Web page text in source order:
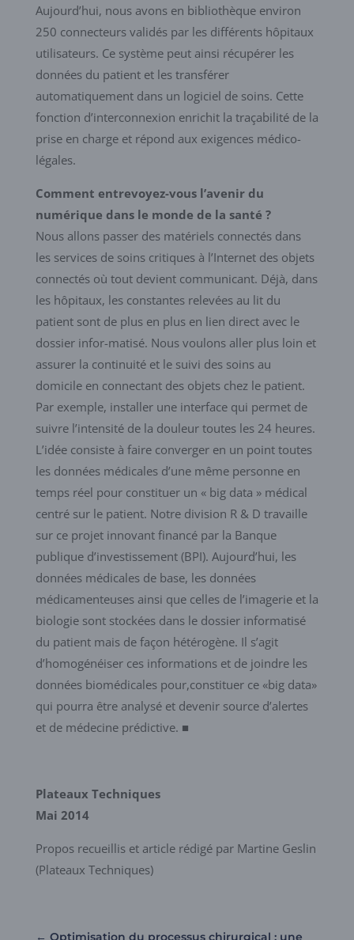
Aujourd’hui, nous avons en bibliothèque environ
250 connecteurs validés par les différents hôpitaux
utilisateurs. Ce système peut ainsi récupérer les
données du patient et les transférer
automatiquement dans un logiciel de soins. Cette
fonction d’interconnexion enrichit la traçabilité de la
prise en charge et répond aux exigences médico-
légales.
Comment entrevoyez-vous l’avenir du
numérique dans le monde de la santé ?
Nous allons passer des matériels connectés dans
les services de soins critiques à l’Internet des objets
connectés où tout devient communicant. Déjà, dans
les hôpitaux, les constantes relevées au lit du
patient sont de plus en plus en lien direct avec le
dossier infor-matisé. Nous voulons aller plus loin et
assurer la continuité et le suivi des soins au
domicile en connectant des objets chez le patient.
Par exemple, installer une interface qui permet de
suivre l’intensité de la douleur toutes les 24 heures.
L’idée consiste à faire converger en un point toutes
les données médicales d’une même personne en
temps réel pour constituer un « big data » médical
centré sur le patient. Notre division R & D travaille
sur ce projet innovant financé par la Banque
publique d’investissement (BPI). Aujourd’hui, les
données médicales de base, les données
médicamenteuses ainsi que celles de l’imagerie et la
biologie sont stockées dans le dossier informatisé
du patient mais de façon hétérogène. Il s’agit
d’homogénéiser ces informations et de joindre les
données biomédicales pour,constituer ce «big data»
qui pourra être analysé et devenir source d’alertes
et de médecine prédictive. ■
Plateaux Techniques
Mai 2014
Propos recueillis et article rédigé par Martine Geslin
(Plateaux Techniques)
← Optimisation du processus chirurgical : une